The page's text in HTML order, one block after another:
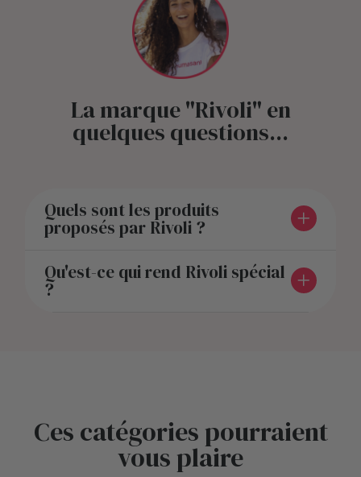
La marque "Rivoli" en
quelques questions...
Quels sont les produits
proposés par Rivoli ?
Qu'est-ce qui rend Rivoli spécial
?
Ces catégories pourraient
vous plaire